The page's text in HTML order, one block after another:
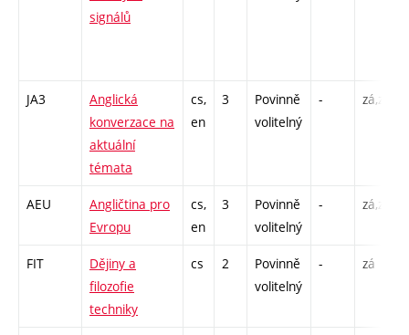
signálů
JA3
Anglická
konverzace na
aktuální
témata
cs,
en
3
Povinně
volitelný
- zá,zk
AEU
Angličtina pro
Evropu
cs,
en
3
Povinně
volitelný
- zá,zk
FIT
Dějiny a
filozofie
techniky
cs 2
Povinně
volitelný
- zá